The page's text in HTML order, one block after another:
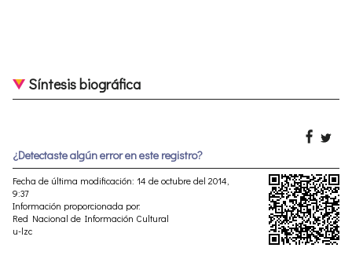
Síntesis biográfica
¿Detectaste algún error en este registro?
Fecha de última modificación: 14 de octubre del 2014,
9:37
Información proporcionada por:
Red Nacional de Información Cultural
u-lzc